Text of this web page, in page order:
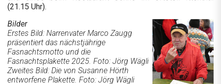
(21.15 Uhr).
Bilder
Erstes Bild: Narrenvater Marco Zaugg
präsentiert das nächstjährige
Fasnachtsmotto und die
Fasnachtsplakette 2025. Foto: Jörg Wägli
Zweites Bild: Die von Susanne Hörth
entworfene Plakette. Foto: Jörg Wägli